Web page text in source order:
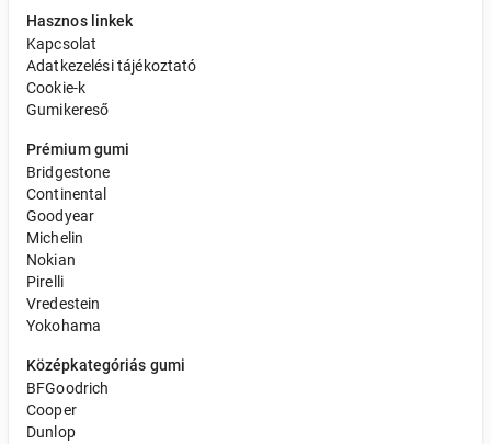
Hasznos linkek
Kapcsolat
Adatkezelési tájékoztató
Cookie-k
Gumikereső
Prémium gumi
Bridgestone
Continental
Goodyear
Michelin
Nokian
Pirelli
Vredestein
Yokohama
Középkategóriás gumi
BFGoodrich
Cooper
Dunlop